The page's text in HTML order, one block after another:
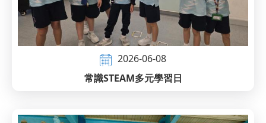
2026-06-08
常識STEAM多元學習日